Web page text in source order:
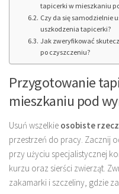
tapicerki w mieszkaniu
Czy da się samodzielnie
uszkodzenia tapicerki?
Jak zweryfikować
po czyszczeniu?
Przygotowanie
mieszkaniu pod
Usuń wszelkie osobiste
przestrzeń do pracy. Zacznij
przy użyciu specjalistycznej
kurzu oraz sierści zwierząt.
zakamarki i szczeliny, gdzie